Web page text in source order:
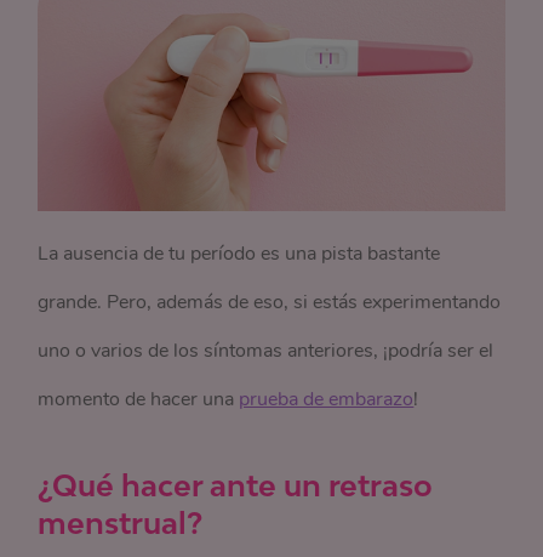
La ausencia de tu período es una pista bastante
grande. Pero, además de eso, si estás experimentando
uno o varios de los síntomas anteriores, ¡podría ser el
momento de hacer una prueba de embarazo!
¿Qué hacer ante un retraso
menstrual?